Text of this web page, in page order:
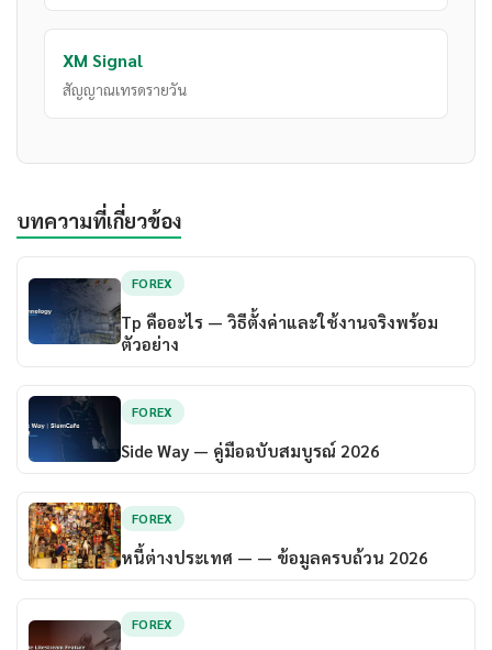
XM Signal
สัญญาณเทรดรายวัน
บทความที่เกี่ยวข้อง
FOREX
Tp คืออะไร — วิธีตั้งค่าและใช้งานจริงพร้อม
ตัวอย่าง
FOREX
Side Way — คู่มือฉบับสมบูรณ์ 2026
FOREX
หนี้ต่างประเทศ — — ข้อมูลครบถ้วน 2026
FOREX